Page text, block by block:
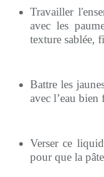
Travailler
avec les
texture sablée,
Battre les
avec l’eau bien
Verser ce
pour que la